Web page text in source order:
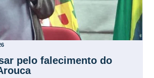
pelo falecimento do